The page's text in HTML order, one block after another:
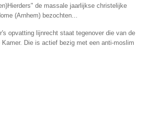
de massale jaarlijkse christelijke
(Arnhem) bezochten...
opvatting lijnrecht staat tegenover die van de
Die is actief bezig met een anti-moslim